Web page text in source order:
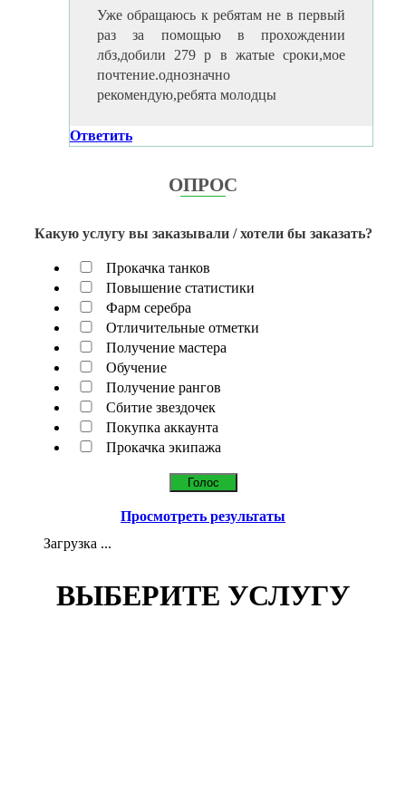
Уже обращаюсь к ребятам не в первый
раз за помощью в прохождении
лбз,добили 279 р в жатые сроки,мое
почтение.однозначно
рекомендую,ребята молодцы
Ответить
ОПРОС
Какую услугу вы заказывали / хотели бы заказать?
Прокачка танков
Повышение статистики
Фарм серебра
Отличительные отметки
Получение мастера
Обучение
Получение рангов
Сбитие звездочек
Покупка аккаунта
Прокачка экипажа
Просмотреть результаты
Загрузка ...
ВЫБЕРИТЕ УСЛУГУ